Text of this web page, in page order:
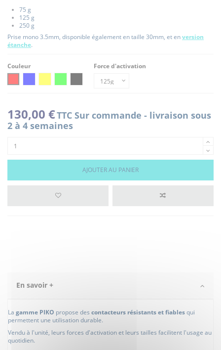
75 g
125 g
250 g
Prise mono 3.5mm, disponible également en taille 30mm, et enversion
étanche.
Couleur
Force d'activation
130,00 €TTC Sur commande - livraison sous
2 à 4 semaines
AJOUTER AU PANIER
En savoir +
La gamme PIKO propose des contacteurs résistants et fiablesqui
permettent une utilisation durable.
Vendu à l'unité, leurs forces d'activation et leurs tailles facilitent l'usage au
quotidien.